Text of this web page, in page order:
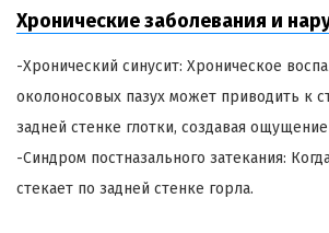
Хронические заболевания и
-Хронический синусит: Хроническое
околоносовых пазух может приводить к
задней стенке глотки, создавая
-Синдром постназального затекания:
стекает по задней стенке горла.